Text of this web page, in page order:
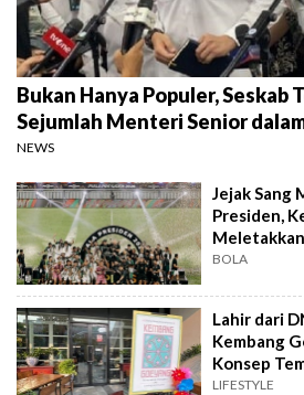
Bukan Hanya Populer, Seskab
Sejumlah Menteri Senior
NEWS
Jejak Sang
Presiden,
BOLA
Lahir dari
Kembang
Konsep
LIFESTYLE